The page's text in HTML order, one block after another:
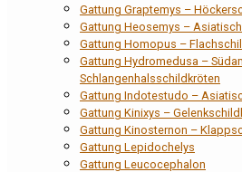
Gattung Graptemys –
Gattung Heosemys –
Gattung Homopus –
Gattung Hydromedusa –
Schlangenhalsschildkröten
Gattung Indotestudo –
Gattung Kinixys –
Gattung Kinosternon –
Gattung Lepidochelys
Gattung Leucocephalon